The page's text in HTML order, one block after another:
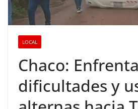
LOCAL
Chaco:
dificultades y